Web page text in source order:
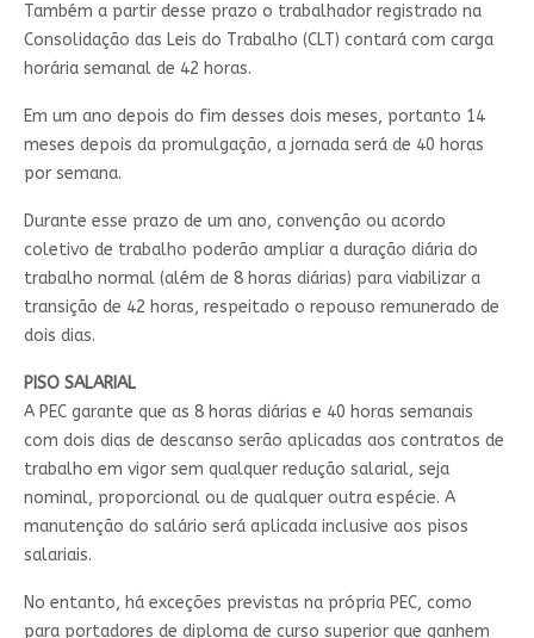
Também a partir desse prazo o trabalhador registrado na
Consolidação das Leis do Trabalho (CLT) contará com carga
horária semanal de 42 horas.
Em um ano depois do fim desses dois meses, portanto 14
meses depois da promulgação, a jornada será de 40 horas
por semana.
Durante esse prazo de um ano, convenção ou acordo
coletivo de trabalho poderão ampliar a duração diária do
trabalho normal (além de 8 horas diárias) para viabilizar a
transição de 42 horas, respeitado o repouso remunerado de
dois dias.
PISO SALARIAL
A PEC garante que as 8 horas diárias e 40 horas semanais
com dois dias de descanso serão aplicadas aos contratos de
trabalho em vigor sem qualquer redução salarial, seja
nominal, proporcional ou de qualquer outra espécie. A
manutenção do salário será aplicada inclusive aos pisos
salariais.
No entanto, há exceções previstas na própria PEC, como
para portadores de diploma de curso superior que ganhem